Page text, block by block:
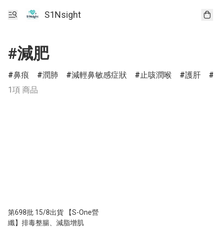
S1Nsight
#減肥
鼻痕 潤肺 減輕鼻敏感症狀 止咳潤喉 護肝
1項 商品
第698批 15/8出貨 【S-One營
纖】排毒整腸、減脂增肌